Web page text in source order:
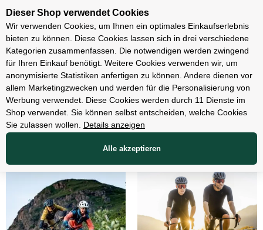
Unsere Filialen
Dieser Shop verwendet Cookies
Wir verwenden Cookies, um Ihnen ein optimales Einkaufserlebnis
bieten zu können. Diese Cookies lassen sich in drei verschiedene
Kategorien zusammenfassen. Die notwendigen werden zwingend
für Ihren Einkauf benötigt. Weitere Cookies verwenden wir, um
anonymisierte Statistiken anfertigen zu können. Andere dienen vor
allem Marketingzwecken und werden für die Personalisierung von
Werbung verwendet. Diese Cookies werden durch 11 Dienste im
Shop verwendet. Sie können selbst entscheiden, welche Cookies
Sie zulassen wollen.
Details anzeigen
Alle akzeptieren